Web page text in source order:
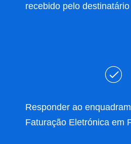
recebido pelo destinatário
Responder ao
Faturação Eletrónica em